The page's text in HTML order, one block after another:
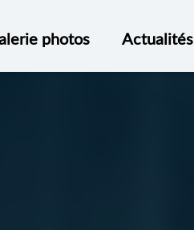
photos Actualités